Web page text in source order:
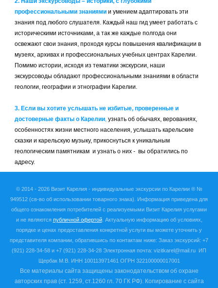
профессиональными знаниями и умением адаптировать эти
знания под любого слушателя. Каждый наш гид умеет работать с
историческими источниками, а так же каждые полгода они
освежают свои знания, проходя курсы повышения квалификации в
музеях, архивах и профессиональных учебных центрах Карелии.
Помимо истории, исходя из тематики экскурсии, наши
экскурсоводы обладают профессиональными знаниями в области
геологии, географии и этнографии Карелии.
3. Если вы хотите услышать не избитые, проверенные и
достоверные факты о Карелии, узнать об обычаях, верованиях,
особенностях жизни местного населения, услышать карельские
сказки и карельскую музыку, прикоснуться к уникальным
геологическим памятникам и узнать о них - вы обратились по
адресу.
© 2014 - 2026 Визит Карелия - индивидуальные экскурсии по Карелии ® №
949512 (св-во об использовании товарного знака). Информация приведена для
общего ознакомления потребителей с реализуемыми Визит Карелия услугами
и не являются публичной офертой. Актуальную информацию об условиях,
порядке и ценах предоставления конкретной услуги вы можете уточнить у
представителя компании, обратившись по контактам ниже: Заказ экскурсий: +7
(921) 228-34-58 и +7 (921) 228-34-28 Электронная почта: vizitkarel@mail.ru ИП
Щербак М.В. ИНН 100113971461 ОГРН 322100000017001
Все материалы сайта защищены законодательством об охране
авторских прав (ст. 1259, ст.1260 гл. 70 ГК РФ). Копирование с сайта